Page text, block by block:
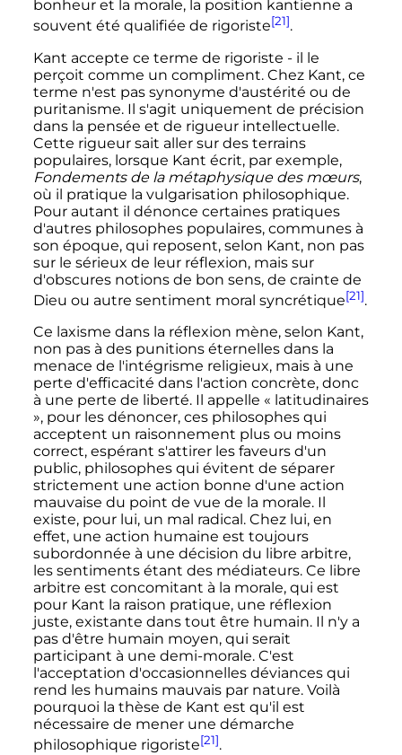
bonheur et la morale, la position kantienne a
souvent été qualifiée de rigoriste[21].
Kant accepte ce terme de rigoriste - il le
perçoit comme un compliment. Chez Kant, ce
terme n'est pas synonyme d'austérité ou de
puritanisme. Il s'agit uniquement de précision
dans la pensée et de rigueur intellectuelle.
Cette rigueur sait aller sur des terrains
populaires, lorsque Kant écrit, par exemple,
Fondements de la métaphysique des mœurs,
où il pratique la vulgarisation philosophique.
Pour autant il dénonce certaines pratiques
d'autres philosophes populaires, communes à
son époque, qui reposent, selon Kant, non pas
sur le sérieux de leur réflexion, mais sur
d'obscures notions de bon sens, de crainte de
Dieu ou autre sentiment moral syncrétique[21].
Ce laxisme dans la réflexion mène, selon Kant,
non pas à des punitions éternelles dans la
menace de l'intégrisme religieux, mais à une
perte d'efficacité dans l'action concrète, donc
à une perte de liberté. Il appelle « latitudinaires
», pour les dénoncer, ces philosophes qui
acceptent un raisonnement plus ou moins
correct, espérant s'attirer les faveurs d'un
public, philosophes qui évitent de séparer
strictement une action bonne d'une action
mauvaise du point de vue de la morale. Il
existe, pour lui, un mal radical. Chez lui, en
effet, une action humaine est toujours
subordonnée à une décision du libre arbitre,
les sentiments étant des médiateurs. Ce libre
arbitre est concomitant à la morale, qui est
pour Kant la raison pratique, une réflexion
juste, existante dans tout être humain. Il n'y a
pas d'être humain moyen, qui serait
participant à une demi-morale. C'est
l'acceptation d'occasionnelles déviances qui
rend les humains mauvais par nature. Voilà
pourquoi la thèse de Kant est qu'il est
nécessaire de mener une démarche
philosophique rigoriste[21].